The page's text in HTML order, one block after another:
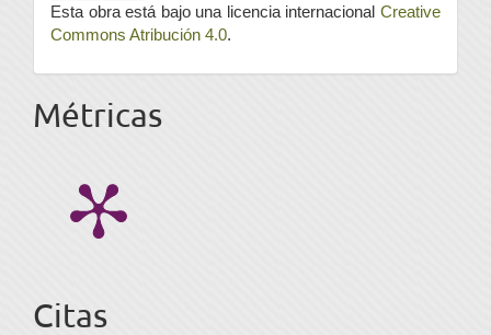
Esta obra está bajo una licencia internacional Creative
Commons Atribución 4.0.
Métricas
Citas